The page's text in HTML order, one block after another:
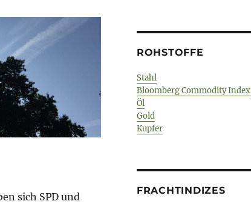
sich SPD und
ROHSTOFFE
Stahl
Bloomberg Commodity Index
Öl
Gold
Kupfer
FRACHTINDIZES